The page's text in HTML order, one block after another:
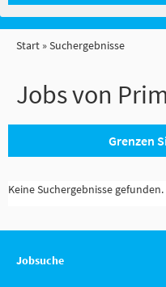
Start Suchergebnisse
Jobs von
Grenzen
Keine Suchergebnisse gefunden.
Jobsuche